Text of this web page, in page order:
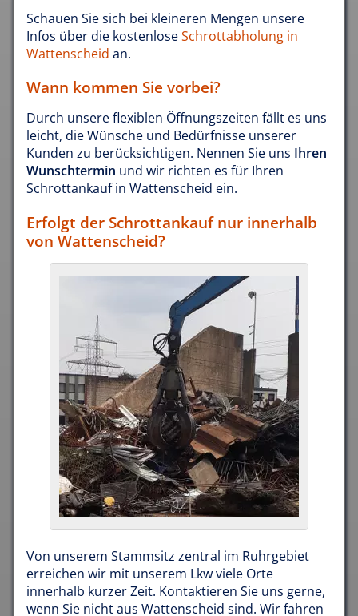
Schauen Sie sich bei kleineren Mengen unsere
Infos über die kostenloseSchrottabholung in
Wattenscheid an.
Wann kommen Sie vorbei?
Durch unsere flexiblen Öffnungszeiten fällt es uns
leicht, die Wünsche und Bedürfnisse unserer
Kunden zu berücksichtigen. Nennen Sie uns Ihren
Wunschtermin und wir richten es für Ihren
Schrottankauf in Wattenscheid ein.
Erfolgt der Schrottankauf nur innerhalb
von Wattenscheid?
Von unserem Stammsitz zentral im Ruhrgebiet
erreichen wir mit unserem Lkw viele Orte
innerhalb kurzer Zeit. Kontaktieren Sie uns gerne,
wenn Sie nicht aus Wattenscheid sind. Wir fahren